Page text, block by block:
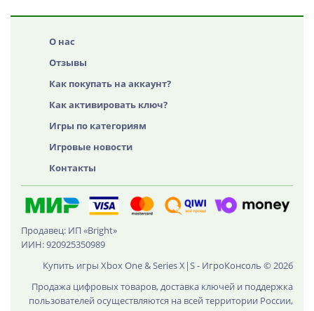
О нас
Отзывы
Как покупать на аккаунт?
Как активировать ключ?
Игры по категориям
Игровые новости
Контакты
Продавец: ИП «Bright»
ИИН: 920925350989
Купить игры Xbox One & Series X|S - ИгроКонсоль © 2026
Продажа цифровых товаров, доставка ключей и поддержка
пользователей осуществляются на всей территории России,